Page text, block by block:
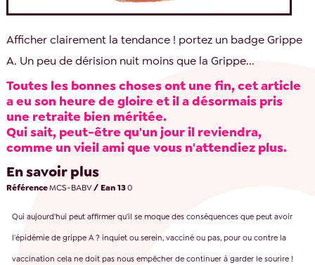
Afficher clairement la tendance ! portez un badge Grippe
A. Un peu de dérision nuit moins que la Grippe...
Toutes les bonnes choses ont une fin, cet article
a eu son heure de gloire et il a désormais pris
une retraite bien méritée.
Qui sait, peut-être qu'un jour il reviendra,
comme un vieil ami que vous n'attendiez plus.
En savoir plus
RéférenceMCS-BABV/ Ean 130
Qui aujourd'hui peut affirmer qu'il se moque des conséquences que peut avoir
l'épidémie de grippe A ? inquiet ou serein, vacciné ou pas, pour ou contre la
vaccination cela ne doit pas nous empêcher de continuer à garder le sourire !